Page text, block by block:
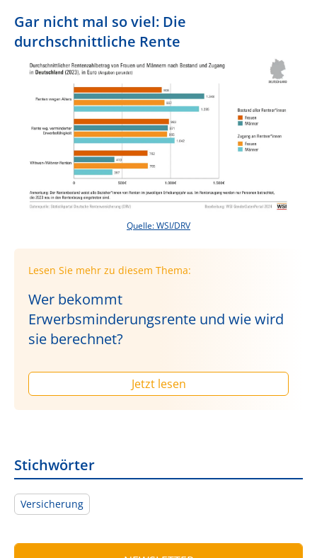
Gar nicht mal so viel: Die
durchschnittliche Rente
Quelle: WSI/DRV
Lesen Sie mehr zu diesem Thema:
Wer bekommt
Erwerbsminderungsrente und wie wird
sie berechnet?
Jetzt lesen
Stichwörter
Versicherung